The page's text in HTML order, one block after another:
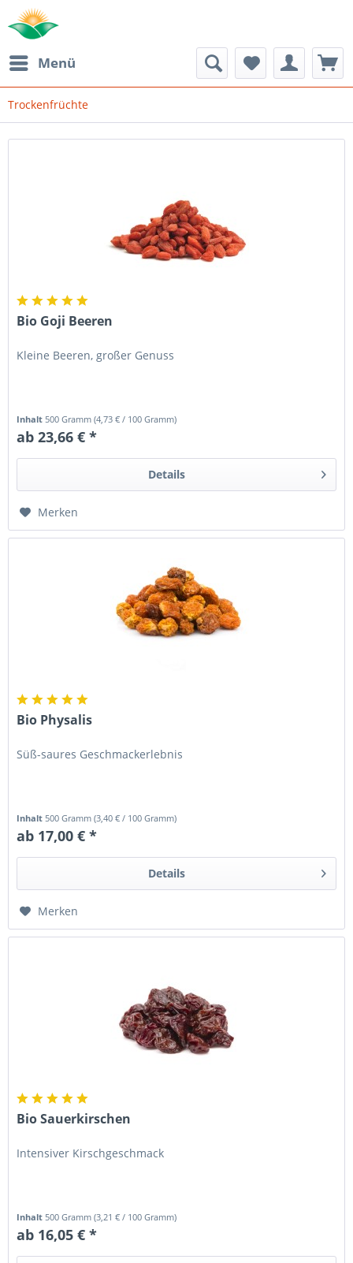
Menü
Trockenfrüchte
Bio Goji Beeren
Kleine Beeren, großer Genuss
Inhalt500 Gramm(4,73 € / 100 Gramm)
ab 23,66 € *
Details
Merken
Bio Physalis
Süß-saures Geschmackerlebnis
Inhalt 500 Gramm(3,40 € / 100 Gramm)
ab 17,00 € *
Details
Merken
Bio Sauerkirschen
Intensiver Kirschgeschmack
Inhalt 500 Gramm(3,21 € / 100 Gramm)
ab 16,05 € *